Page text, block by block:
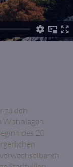
zu den
Wohnlagen
des 20.